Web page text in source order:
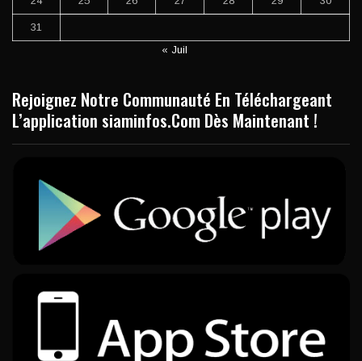
31
« Juil
Rejoignez Notre Communauté En Téléchargeant
L’application siaminfos.Com Dès Maintenant !